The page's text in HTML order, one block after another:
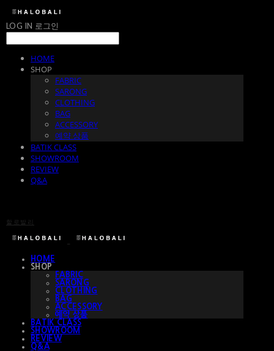
LOG IN 로그인
HOME
SHOP
FABRIC
SARONG
CLOTHING
BAG
ACCESSORY
예약 상품
BATIK CLASS
SHOWROOM
REVIEW
Q&A
할로발리
HOME
SHOP
FABRIC
SARONG
CLOTHING
BAG
ACCESSORY
예약 상품
BATIK CLASS
SHOWROOM
REVIEW
Q&A